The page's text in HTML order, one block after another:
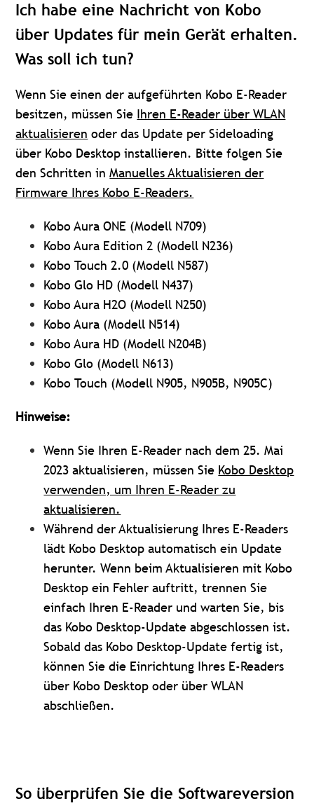
Ich habe eine Nachricht von Kobo
über Updates für mein Gerät erhalten.
Was soll ich tun?
Wenn Sie einen der aufgeführten Kobo E-Reader
besitzen, müssen Sie Ihren E-Reader über WLAN
aktualisieren oder das Update per Sideloading
über Kobo Desktop installieren. Bitte folgen Sie
den Schritten inManuelles Aktualisieren der
Firmware Ihres Kobo E-Readers.
Kobo Aura ONE (Modell N709)
Kobo Aura Edition 2 (Modell N236)
Kobo Touch 2.0 (Modell N587)
Kobo Glo HD (Modell N437)
Kobo Aura H2O (Modell N250)
Kobo Aura (Modell N514)
Kobo Aura HD (Modell N204B)
Kobo Glo (Modell N613)
Kobo Touch (Modell N905, N905B, N905C)
Hinweise:
Wenn Sie Ihren E-Reader nach dem 25. Mai
2023 aktualisieren, müssen Sie Kobo Desktop
verwenden, um Ihren E-Reader zu
aktualisieren.
Während der Aktualisierung Ihres E-Readers
lädt Kobo Desktop automatisch ein Update
herunter. Wenn beim Aktualisieren mit Kobo
Desktop ein Fehler auftritt, trennen Sie
einfach Ihren E-Reader und warten Sie, bis
das Kobo Desktop-Update abgeschlossen ist.
Sobald das Kobo Desktop-Update fertig ist,
können Sie die Einrichtung Ihres E-Readers
über Kobo Desktop oder über WLAN
abschließen.
So überprüfen Sie die Softwareversion